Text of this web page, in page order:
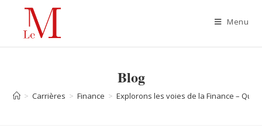
Menu
Blog
> Carrières > Finance > Explorons les voies de la Finance –